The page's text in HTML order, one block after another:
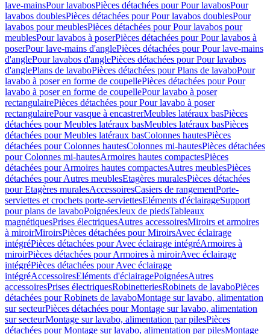
lave-mainsPour lavabosPièces détachées pour Pour lavabosPour
lavabos doublesPièces détachées pour Pour lavabos doublesPour
lavabos pour meublesPièces détachées pour Pour lavabos pour
meublesPour lavabos à poserPièces détachées pour Pour lavabos à
poserPour lave-mains d'anglePièces détachées pour Pour lave-mains
d'anglePour lavabos d'anglePièces détachées pour Pour lavabos
d'anglePlans de lavaboPièces détachées pour Plans de lavaboPour
lavabo à poser en forme de coupellePièces détachées pour Pour
lavabo à poser en forme de coupellePour lavabo à poser
rectangulairePièces détachées pour Pour lavabo à poser
rectangulairePour vasque à encastrerMeubles latéraux basPièces
détachées pour Meubles latéraux basMeubles latéraux basPièces
détachées pour Meubles latéraux basColonnes hautesPièces
détachées pour Colonnes hautesColonnes mi-hautesPièces détachées
pour Colonnes mi-hautesArmoires hautes compactesPièces
détachées pour Armoires hautes compactesAutres meublesPièces
détachées pour Autres meublesEtagères muralesPièces détachées
pour Etagères muralesAccessoiresCasiers de rangementPorte-
serviettes et crochets porte-serviettesEléments d'éclairageSupport
pour plans de lavaboPoignéesJeux de piedsTableaux
magnétiquesPrises électriquesAutres accessoiresMiroirs et armoires
à miroirMiroirsPièces détachées pour MiroirsAvec éclairage
intégréPièces détachées pour Avec éclairage intégréArmoires à
miroirPièces détachées pour Armoires à miroirAvec éclairage
intégréPièces détachées pour Avec éclairage
intégréAccessoiresEléments d'éclairagePoignéesAutres
accessoiresPrises électriquesRobinetteriesRobinets de lavaboPièces
détachées pour Robinets de lavaboMontage sur lavabo, alimentation
sur secteurPièces détachées pour Montage sur lavabo, alimentation
sur secteurMontage sur lavabo, alimentation par pilesPièces
détachées pour Montage sur lavabo, alimentation par pilesMontage